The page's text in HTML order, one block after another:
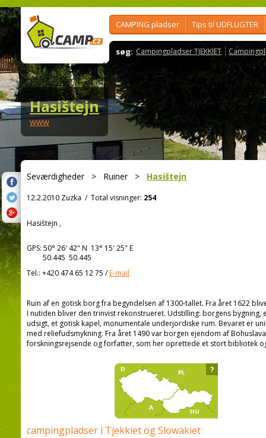
CAMPING pladser Tips til UDFLUGTER
søg: Campingpladser TJEKKIET
Hasištejn
www
Seværdigheder> Ruiner> Hasištejn
12.2.2010 Zuzka / Total visninger: 254
Hasištejn ,
GPS: 50° 26' 42" N 13° 15' 25" E
50.445 50.445
Tel.: +420 474 65 12 75 /E-mail
Ruin af en gotisk borg fra begyndelsen af 1300-tallet. Fra året 1622
I nutiden bliver den trinvist rekonstrueret. Udstilling: borgens
udsigt, et gotisk kapel, monumentale underjordiske rum. Bevaret er
med reliefudsmykning. Fra året 1490 var borgen ejendom af
forskningsrejsende og forfatter, som her oprettede et stort bibliotek
campingpladser i Tjekkiet og Slowakiet
?